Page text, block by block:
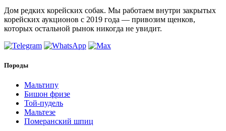
Дом редких корейских собак. Мы работаем внутри закрытых
корейских аукционов с 2019 года — привозим щенков,
которых остальной рынок никогда не увидит.
Породы
Мальтипу
Бишон фризе
Той-пудель
Мальтезе
Померанский шпиц